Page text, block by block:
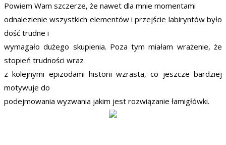
Powiem Wam szczerze, że nawet dla mnie momentami
odnalezienie wszystkich elementów i przejście labiryntów było
dość trudne i
wymagało dużego skupienia. Poza tym miałam wrażenie, że
stopień trudności wraz
z kolejnymi epizodami historii wzrasta, co jeszcze bardziej
motywuje do
podejmowania wyzwania jakim jest rozwiązanie łamigłówki.